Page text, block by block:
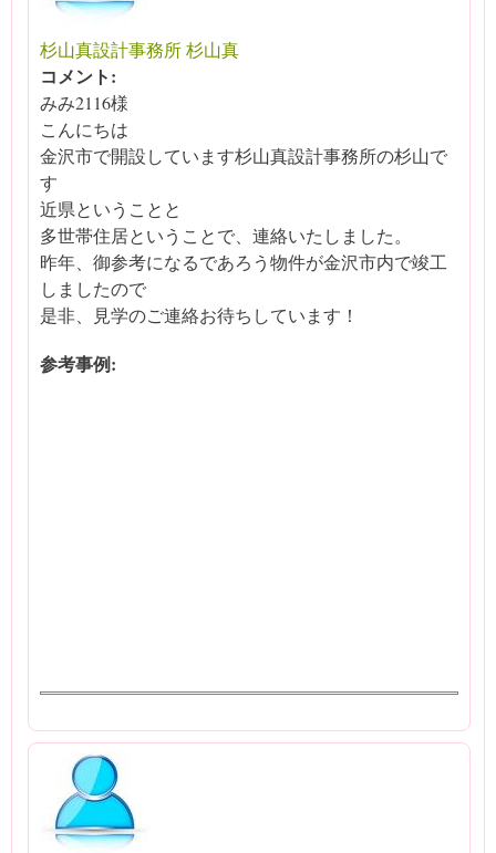
杉山真設計事務所 杉山真
コメント:
みみ2116様
こんにちは
金沢市で開設しています杉山真設計事務所の杉山で
す
近県ということと
多世帯住居ということで、連絡いたしました。
昨年、御参考になるであろう物件が金沢市内で竣工
しましたので
是非、見学のご連絡お待ちしています！
参考事例: